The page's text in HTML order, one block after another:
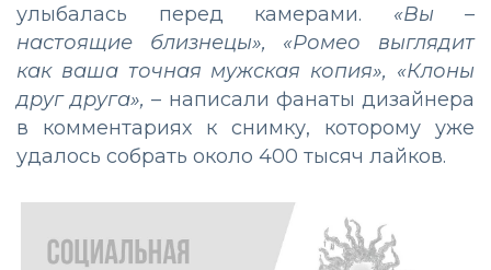
улыбалась перед камерами. «Вы –
настоящие близнецы», «Ромео выглядит
как ваша точная мужская копия», «Клоны
друг друга», – написали фанаты дизайнера
в комментариях к снимку, которому уже
удалось собрать около 400 тысяч лайков.